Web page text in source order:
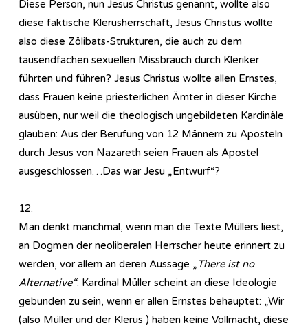
Diese Person, nun Jesus Christus genannt, wollte also
diese faktische Klerusherrschaft, Jesus Christus wollte
also diese Zölibats-Strukturen, die auch zu dem
tausendfachen sexuellen Missbrauch durch Kleriker
führten und führen? Jesus Christus wollte allen Ernstes,
dass Frauen keine priesterlichen Ämter in dieser Kirche
ausüben, nur weil die theologisch ungebildeten Kardinäle
glauben: Aus der Berufung von 12 Männern zu Aposteln
durch Jesus von Nazareth seien Frauen als Apostel
ausgeschlossen…Das war Jesu „Entwurf“?
12.
Man denkt manchmal, wenn man die Texte Müllers liest,
an Dogmen der neoliberalen Herrscher heute erinnert zu
werden, vor allem an deren Aussage „There ist no
Alternative“. Kardinal Müller scheint an diese Ideologie
gebunden zu sein, wenn er allen Ernstes behauptet: „Wir
(also Müller und der Klerus ) haben keine Vollmacht, diese